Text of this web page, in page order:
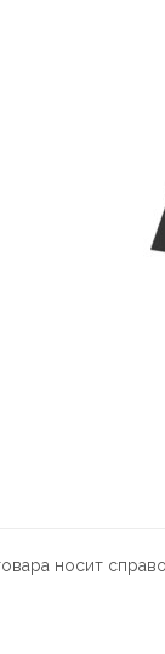
носит